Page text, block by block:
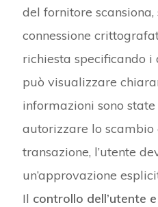
del fornitore
connessione
richiesta specificando i
può visualizzare
informazioni sono
autorizzare lo
transazione, l’utente
un’approvazione
Il controllo dell’utente